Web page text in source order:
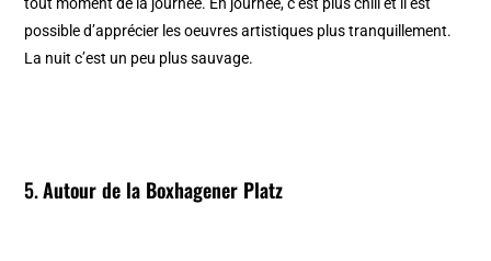
possible d’apprécier les oeuvres artistiques plus tranquillement.
La nuit c’est un peu plus sauvage.
5.Autour de la Boxhagener Platz